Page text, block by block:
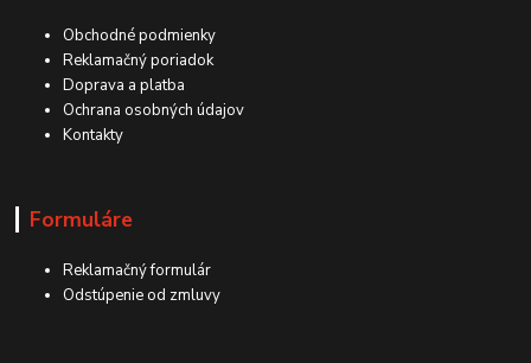
Obchodné podmienky
Reklamačný poriadok
Doprava a platba
Ochrana osobných údajov
Kontakty
Formuláre
Reklamačný formulár
Odstúpenie od zmluvy